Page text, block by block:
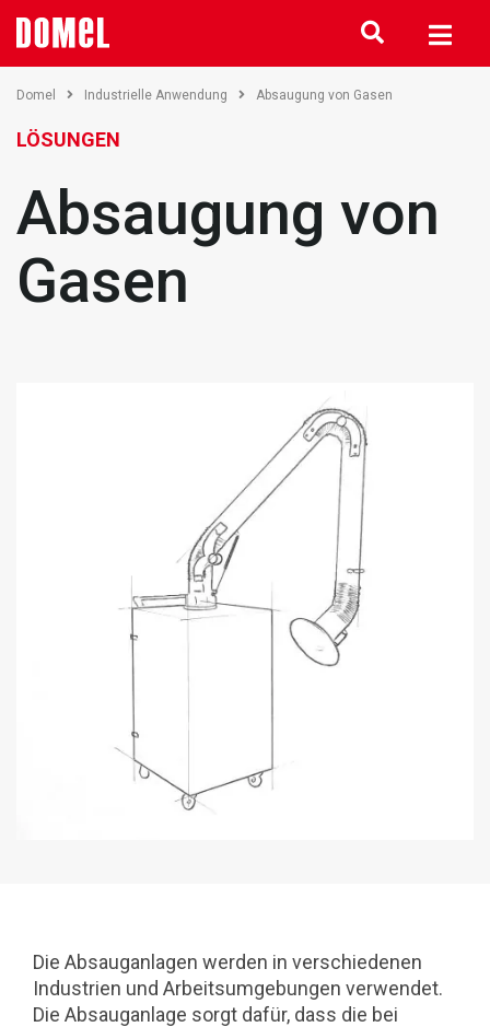
Domel Industrielle Anwendung Absaugung von Gasen
LÖSUNGEN
Absaugung von
Gasen
Die Absauganlagen werden in verschiedenen
Industrien und Arbeitsumgebungen verwendet.
Die Absauganlage sorgt dafür, dass die bei